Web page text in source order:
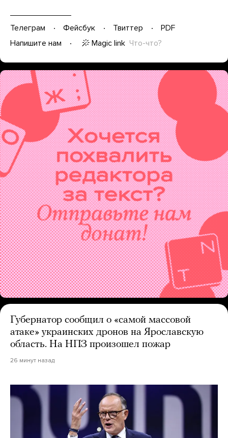
Телеграм Фейсбук Твиттер
PDF
Напишите нам
Magic link Что-что?
Губернатор сообщил о «самой массовой
атаке» украинских дронов на Ярославскую
область. На НПЗ произошел пожар
26 минут назад